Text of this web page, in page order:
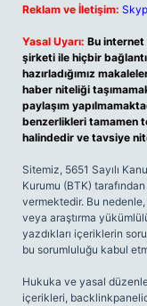
Reklam ve İletişim:
Yasal Uyarı: Bu internet
şirketi ile hiçbir
hazırladığımız
haber niteliği
paylaşım
benzerlikleri tamamen
halindedir ve tavsiye
Sitemiz, 5651 Sayılı
Kurumu (BTK)
vermektedir. Bu
veya araştırma
yazdıkları içeriklerin
bu sorumluluğu kabul
Hukuka ve yasal
içerikleri,